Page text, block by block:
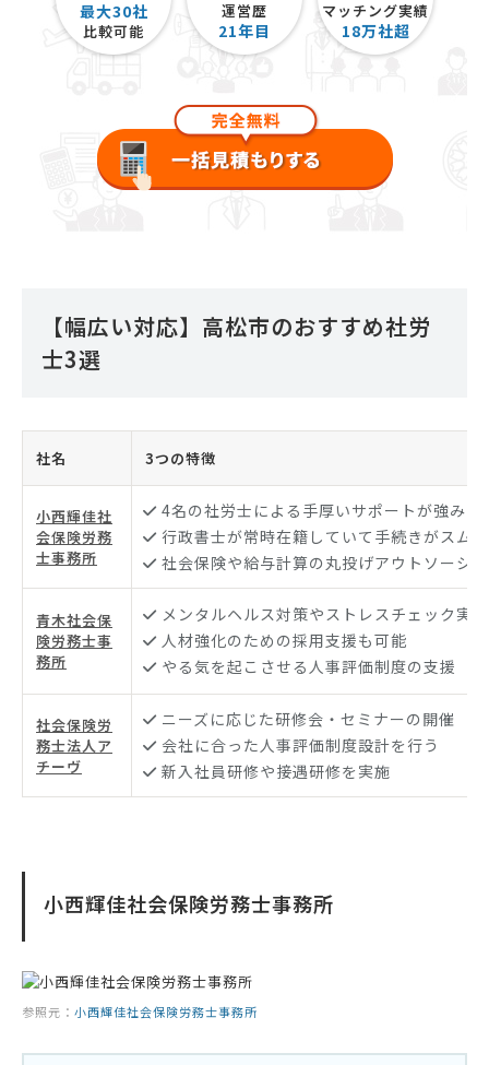
最大30社
比較可能
運営歴
21年目
マッチング実績
18万社超
【幅広い対応】高松市のおすすめ社労
士3選
社名 3つの特徴
小西輝佳社
会保険労務
士事務所
4名の社労士による手厚いサポートが強み
行政書士が常時在籍していて手続きがスム
社会保険や給与計算の丸投げアウトソーシ
青木社会保
険労務士事
務所
メンタルヘルス対策やストレスチェック実施
人材強化のための採用支援も可能
やる気を起こさせる人事評価制度の支援
社会保険労
務士法人ア
チーヴ
ニーズに応じた研修会・セミナーの開催
会社に合った人事評価制度設計を行う
新入社員研修や接遇研修を実施
小西輝佳社会保険労務士事務所
参照元： 小西輝佳社会保険労務士事務所